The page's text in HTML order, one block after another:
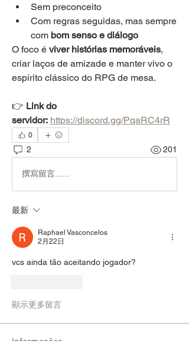
Sem preconceito
Com regras seguidas, mas sempre
com bom senso e diálogo
O foco é viver histórias memoráveis,
criar laços de amizade e manter vivo o
espírito clássico do RPG de mesa.
👉 Link do
servidor: https://discord.gg/PqaRC4rR
0
2 201
撰寫留言......
最新
Raphael Vasconcelos
2月22日
vcs ainda tão aceitando jogador?
顯示更多留言
Informações